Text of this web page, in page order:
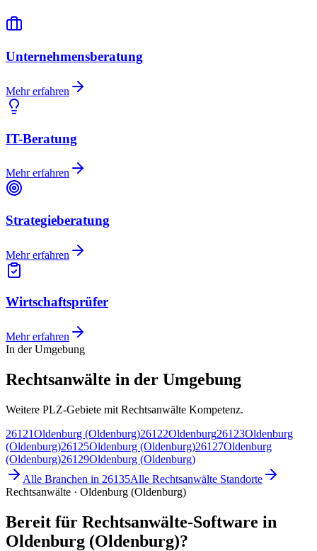
Unternehmensberatung
Mehr erfahren
IT-Beratung
Mehr erfahren
Strategieberatung
Mehr erfahren
Wirtschaftsprüfer
Mehr erfahren
In der Umgebung
Rechtsanwälte in der Umgebung
Weitere PLZ-Gebiete mit Rechtsanwälte Kompetenz.
26121Oldenburg (Oldenburg)26122Oldenburg26123Oldenburg
(Oldenburg)26125Oldenburg (Oldenburg)26127Oldenburg
(Oldenburg)26129Oldenburg (Oldenburg)
Alle Branchen in 26135Alle Rechtsanwälte Standorte
Rechtsanwälte · Oldenburg (Oldenburg)
Bereit für Rechtsanwälte-Software in
Oldenburg (Oldenburg)?